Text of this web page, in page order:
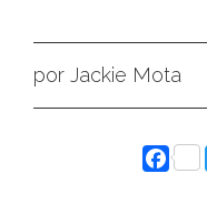
por Jackie Mota